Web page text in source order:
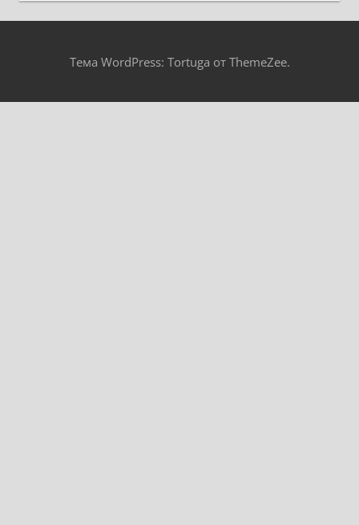
Тема WordPress: Tortuga от ThemeZee.